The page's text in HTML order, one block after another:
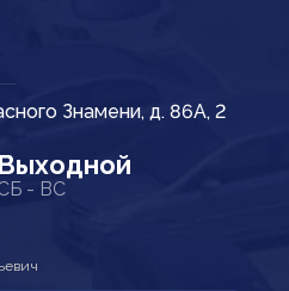
Знамени, д. 86А, 2
Выходной
- ВС